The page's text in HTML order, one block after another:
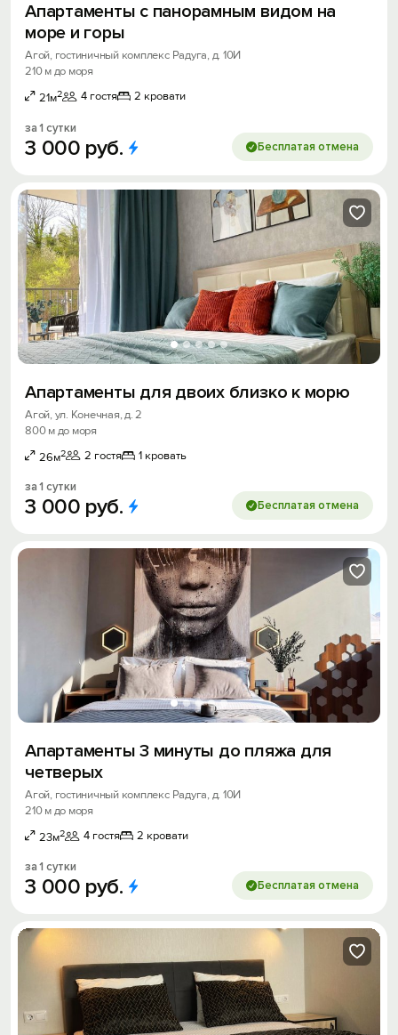
Апартаменты с панорамным видом на
море и горы
Агой, гостиничный комплекс Радуга, д. 10И
210 м до моря
21м2 4 гостя 2 кровати
за 1 сутки
3 000 руб. Бесплатая отмена
Апартаменты для двоих близко к морю
Агой, ул. Конечная, д. 2
800 м до моря
26м2 2 гостя 1 кровать
за 1 сутки
3 000 руб. Бесплатая отмена
Апартаменты 3 минуты до пляжа для
четверых
Агой, гостиничный комплекс Радуга, д. 10И
210 м до моря
23м2 4 гостя 2 кровати
за 1 сутки
3 000 руб. Бесплатая отмена